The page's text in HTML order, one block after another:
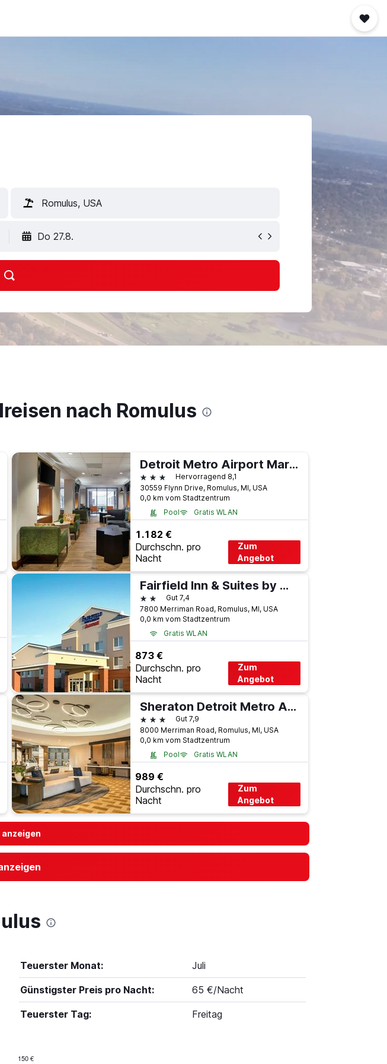
Romulus, USA
Do 27.8.
nach Romulus
Detroit Metro Airport Marriott
3 SterneHervorragend 8,1
30559 Flynn Drive, Romulus, MI, USA
0,0 km vom Stadtzentrum
Pool
Gratis WLAN
1.182 €
Durchschn. pro
Nacht
Zum
Angebot
Fairfield Inn & Suites by Marriott Detroit Metro Airport Romulus
2 SterneGut 7,4
7800 Merriman Road, Romulus, MI, USA
0,0 km vom Stadtzentrum
Gratis WLAN
873 €
Durchschn. pro
Nacht
Zum
Angebot
Sheraton Detroit Metro Airport
3 SterneGut 7,9
8000 Merriman Road, Romulus, MI, USA
0,0 km vom Stadtzentrum
Pool
Gratis WLAN
989 €
Durchschn. pro
Nacht
Zum
Angebot
anzeigen
Teuerster Monat: Juli
Günstigster Preis pro Nacht: 65 €/Nacht
Teuerster Tag: Freitag
150 €